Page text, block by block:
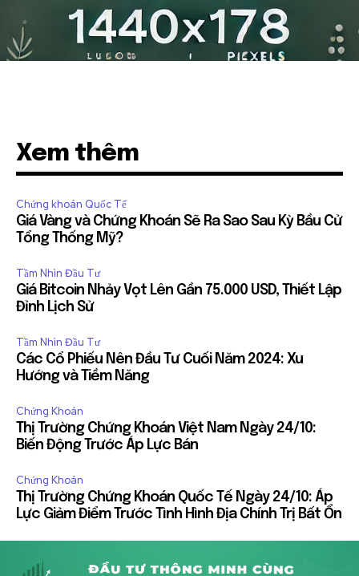
Xem thêm
Chứng khoán Quốc Tế
Giá Vàng và Chứng Khoán Sẽ Ra Sao Sau Kỳ Bầu Cử
Tổng Thống Mỹ?
Tầm Nhìn Đầu Tư
Giá Bitcoin Nhảy Vọt Lên Gần 75.000 USD, Thiết Lập
Đỉnh Lịch Sử
Tầm Nhìn Đầu Tư
Các Cổ Phiếu Nên Đầu Tư Cuối Năm 2024: Xu
Hướng và Tiềm Năng
Chứng Khoán
Thị Trường Chứng Khoán Việt Nam Ngày 24/10:
Biến Động Trước Áp Lực Bán
Chứng Khoán
Thị Trường Chứng Khoán Quốc Tế Ngày 24/10: Áp
Lực Giảm Điểm Trước Tình Hình Địa Chính Trị Bất Ổn